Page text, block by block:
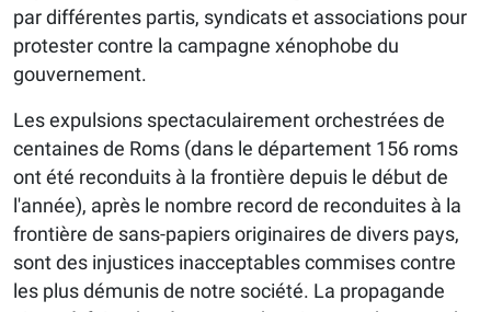
par différentes partis, syndicats et associations pour
protester contre la campagne xénophobe du
gouvernement.
Les expulsions spectaculairement orchestrées de
centaines de Roms (dans le département 156 roms
ont été reconduits à la frontière depuis le début de
l'année), après le nombre record de reconduites à la
frontière de sans-papiers originaires de divers pays,
sont des injustices inacceptables commises contre
les plus démunis de notre société. La propagande